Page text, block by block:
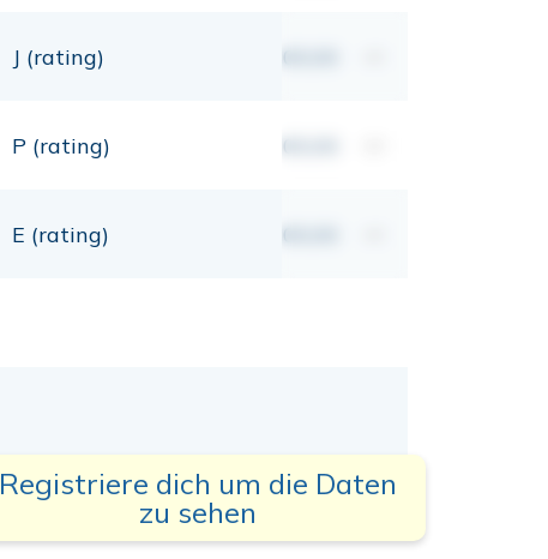
J (rating) 00,00
P (rating) 00,00
E (rating) 00,00
Registriere dich um die Daten
zu sehen